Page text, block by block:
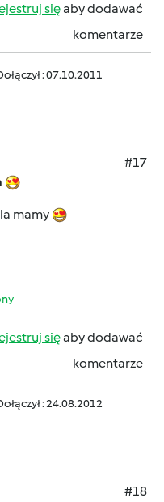
sięaby dodawać
komentarze
: 07.10.2011
#17
mamy
sięaby dodawać
komentarze
: 24.08.2012
#18